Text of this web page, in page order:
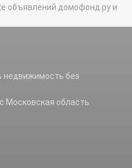
объявлений домофонд.ру и
недвижимость без
Московская область